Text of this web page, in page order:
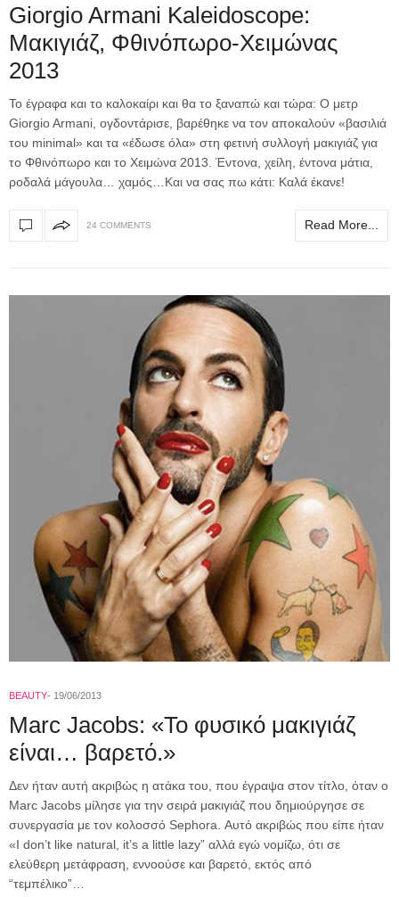
Giorgio Armani Kaleidoscope:
Μακιγιάζ, Φθινόπωρο-Χειμώνας
2013
To έγραφα και το καλοκαίρι και θα το ξαναπώ και τώρα: Ο μετρ
Giorgio Armani, ογδοντάρισε, βαρέθηκε να τον αποκαλούν «βασιλιά
του minimal» και τα «έδωσε όλα» στη φετινή συλλογή μακιγιάζ για
το Φθινόπωρο και το Χειμώνα 2013. Έντονα, χείλη, έντονα μάτια,
ροδαλά μάγουλα… χαμός…Και να σας πω κάτι: Καλά έκανε!
24 COMMENTS Read More...
BEAUTY 19/06/2013
Marc Jacobs: «To φυσικό μακιγιάζ
είναι… βαρετό.»
Δεν ήταν αυτή ακριβώς η ατάκα του, που έγραψα στον τίτλο, όταν ο
Marc Jacobs μίλησε για την σειρά μακιγιάζ που δημιούργησε σε
συνεργασία με τον κολοσσό Sephora. Αυτό ακριβώς που είπε ήταν
«I don’t like natural, it’s a little lazy” αλλά εγώ νομίζω, ότι σε
ελεύθερη μετάφραση, εννοούσε και βαρετό, εκτός από
“τεμπέλικο”…